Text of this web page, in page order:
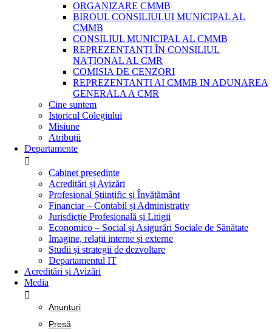
ORGANIZARE CMMB
BIROUL CONSILIULUI MUNICIPAL AL
CMMB
CONSILIUL MUNICIPAL AL CMMB
REPREZENTANȚI ÎN CONSILIUL
NAȚIONAL AL CMR
COMISIA DE CENZORI
REPREZENTANTI AI CMMB IN ADUNAREA
GENERALA A CMR
Cine suntem
Istoricul Colegiului
Misiune
Atribuții
Departamente
Cabinet președinte
Acreditări și Avizări
Profesional Științific și Învățământ
Financiar – Contabil și Administrativ
Jurisdicție Profesională și Litigii
Economico – Social și Asigurări Sociale de Sănătate
Imagine, relații interne și externe
Studii și strategii de dezvoltare
Departamentul IT
Acreditări și Avizări
Media
Anunturi
Presă